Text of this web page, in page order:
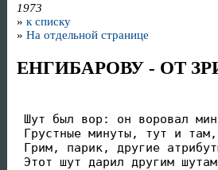
1973
» к списку
» На отдельной странице
ЕНГИБАРОВУ - ОТ
Шут был вор: он воровал
Грустные минуты, тут и
Грим, парик, другие
Этот шут дарил другим